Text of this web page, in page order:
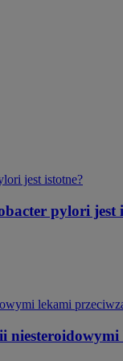
pylori jest